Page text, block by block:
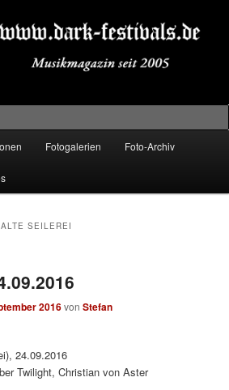
Fotogalerien Foto-Archiv
ALTE SEILEREI
2016vonStefan
24.09.2016
Twilight, Christian von Aster